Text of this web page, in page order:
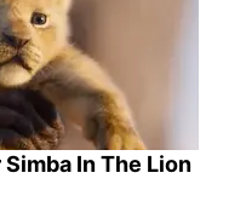
In The Lion